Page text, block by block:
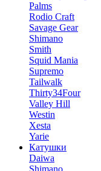
Palms
Rodio Craft
Savage Gear
Shimano
Smith
Squid Mania
Supremo
Tailwalk
Thirty34Four
Valley Hill
Westin
Xesta
Yarie
Катушки
Daiwa
Shimano